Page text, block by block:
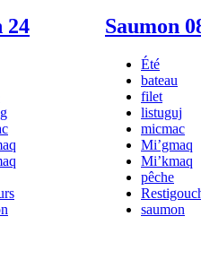
24 Saumon
Été
bateau
filet
listuguj
micmac
Mi’gmaq
Mi’kmaq
pêche
saumon